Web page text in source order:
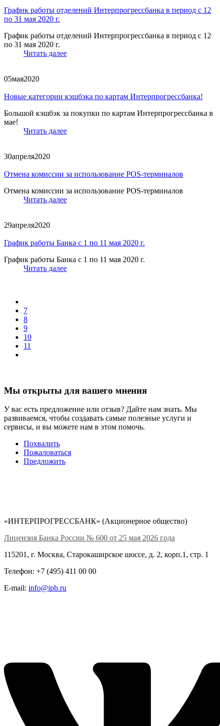
График работы отделений Интерпрогрессбанка в период с 12
по 31 мая 2020 г.
График работы отделений Интерпрогрессбанка в период с 12
по 31 мая 2020 г.
Читать далее
05мая2020
Новые категории кэшбэка по картам Интерпрогрессбанка!
Большой кэшбэк за покупки по картам Интерпрогрессбанка в
мае!
Читать далее
30апреля2020
Отмена комиссии за использование POS-терминалов
Отмена комиссии за использование POS-терминалов
Читать далее
29апреля2020
График работы Банка с 1 по 11 мая 2020 г.
График работы Банка с 1 по 11 мая 2020 г.
Читать далее
7
8
9
10
11
Мы открыты для вашего мнения
У вас есть предложение или отзыв? Дайте нам знать. Мы
развиваемся, чтобы создавать самые полезные услуги и
сервисы, и вы можете нам в этом помочь.
Похвалить
Пожаловаться
Предложить
«ИНТЕРПРОГРЕССБАНК» (Акционерное общество)
Лицензия Банка России № 600 от 25 мая 2026 года
115201, г. Москва, Старокаширское шоссе, д. 2, корп.1, стр. 1
Телефон: +7 (495) 411 00 00
E-mail: info@ipb.ru